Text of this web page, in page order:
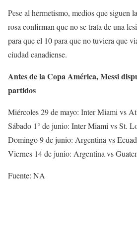
Pese al hermetismo, medios que siguen
rosa confirman que no se trata de una
para que el 10 para que no tuviera que
ciudad canadiense.
Antes de la Copa América, Messi
partidos
Miércoles 29 de mayo: Inter Miami vs
Sábado 1° de junio: Inter Miami vs St.
Domingo 9 de junio: Argentina vs
Viernes 14 de junio: Argentina vs
Fuente: NA